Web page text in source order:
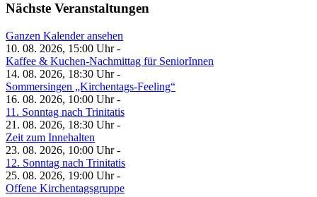
Nächste Veranstaltungen
Ganzen Kalender ansehen
10. 08. 2026, 15:00 Uhr -
Kaffee & Kuchen-Nachmittag für SeniorInnen
14. 08. 2026, 18:30 Uhr -
Sommersingen „Kirchentags-Feeling“
16. 08. 2026, 10:00 Uhr -
11. Sonntag nach Trinitatis
21. 08. 2026, 18:30 Uhr -
Zeit zum Innehalten
23. 08. 2026, 10:00 Uhr -
12. Sonntag nach Trinitatis
25. 08. 2026, 19:00 Uhr -
Offene Kirchentagsgruppe